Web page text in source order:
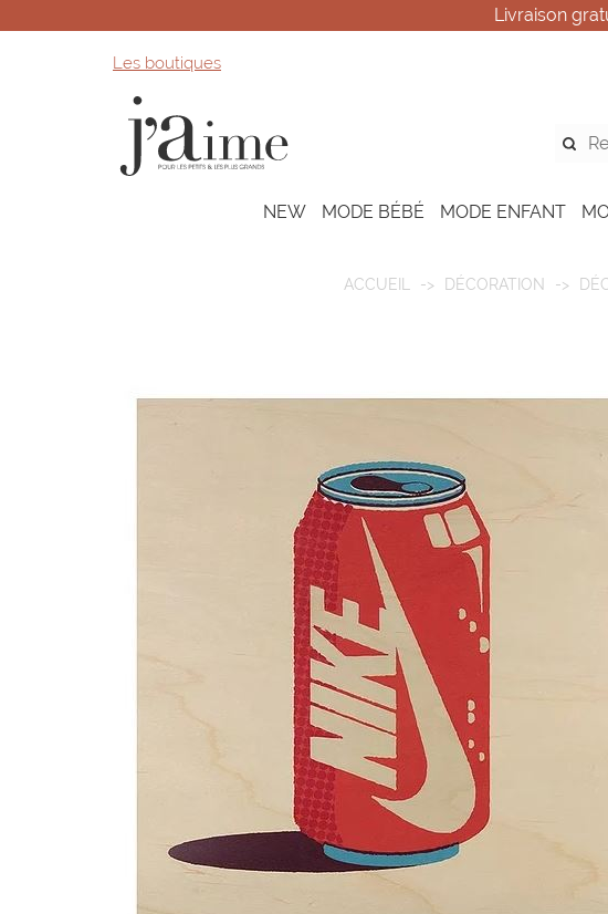
Livraison
Les boutiques
NEW MODE BÉBÉ MODE ENFANT
ACCUEIL DÉCORATION